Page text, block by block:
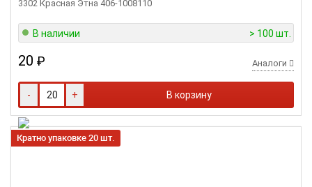
3302 Красная Этна 406-1008110
В наличии > 100 шт.
20 ₽ Аналоги
- + В корзину
Кратно упаковке 20 шт.